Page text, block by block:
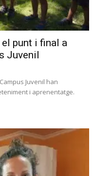
punt i final a
Juvenil
Juvenil han
i aprenentatge.